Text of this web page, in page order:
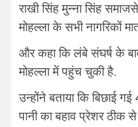
राखी सिंह मुन्ना सिंह
मोहल्ला के सभी नागरिकों
और कहा कि लंबे संघर्ष के
मोहल्ला में पहुंच चुकी है.
उन्होंने बताया कि बिछाई
पानी का बहाव प्रेशर ठीक